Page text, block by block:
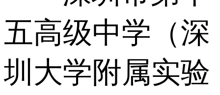
五高级中学（深
圳大学附属实验